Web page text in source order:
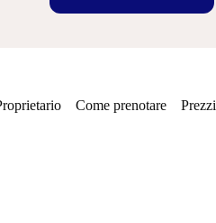
Come prenotare Prezzi